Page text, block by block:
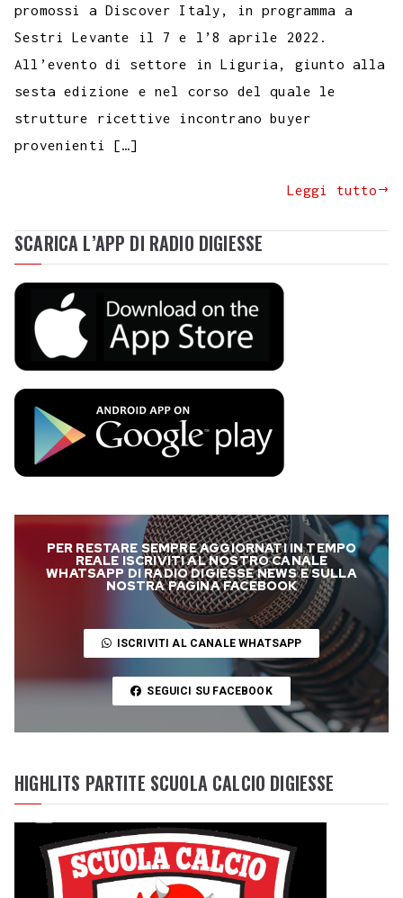
promossi a Discover Italy, in programma a
Sestri Levante il 7 e l’8 aprile 2022.
All’evento di settore in Liguria, giunto alla
sesta edizione e nel corso del quale le
strutture ricettive incontrano buyer
provenienti […]
Leggi tutto
SCARICA L’APP DI RADIO DIGIESSE
PER RESTARE SEMPRE AGGIORNATI IN TEMPO
REALE ISCRIVITI AL NOSTRO CANALE
WHATSAPP DI RADIO DIGIESSE NEWS E SULLA
NOSTRA PAGINA FACEBOOK
ISCRIVITI AL CANALE WHATSAPP
SEGUICI SU FACEBOOK
HIGHLITS PARTITE SCUOLA CALCIO DIGIESSE